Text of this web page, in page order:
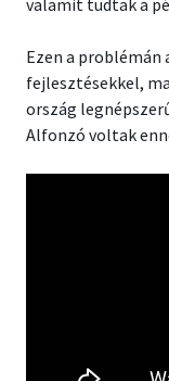
Ezen a problémán
fejlesztésekkel,
ország
Alfonzó voltak